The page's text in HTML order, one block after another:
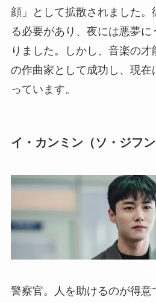
顔」として拡散されました。
る必要があり、夜には悪夢に
りました。しかし、音楽の
の作曲家として成功し、現在
っています。
イ・カンミン（ソ・ジフン
警察官。人を助けるのが得意